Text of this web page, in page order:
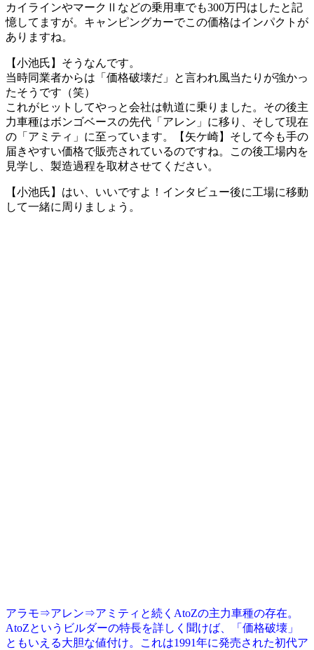
カイラインやマークⅡなどの乗用車でも300万円はしたと記
憶してますが。キャンピングカーでこの価格はインパクトが
ありますね。
【小池氏】そうなんです。
当時同業者からは「価格破壊だ」と言われ風当たりが強かっ
たそうです（笑）
これがヒットしてやっと会社は軌道に乗りました。その後主
力車種はボンゴベースの先代「アレン」に移り、そして現在
の「アミティ」に至っています。【矢ケ崎】そして今も手の
届きやすい価格で販売されているのですね。この後工場内を
見学し、製造過程を取材させてください。
【小池氏】はい、いいですよ！インタビュー後に工場に移動
して一緒に周りましょう。
アラモ⇒アレン⇒アミティと続くAtoZの主力車種の存在。
AtoZというビルダーの特長を詳しく聞けば、「価格破壊」
ともいえる大胆な値付け。これは1991年に発売された初代ア